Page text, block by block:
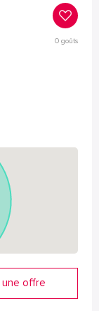
0goûts
une offre